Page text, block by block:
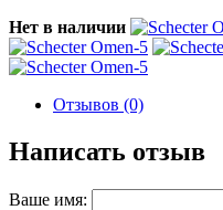
Нет в наличии
Отзывов (0)
Написать отзыв
Ваше имя: